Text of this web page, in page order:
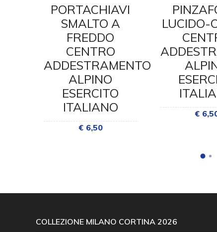
PORTACHIAVI
SMALTO A
FREDDO
CENTRO
ADDESTRAMENTO
ALPINO
ESERCITO
ITALIANO
€ 6,50
LUCIDO-
€
COLLEZIONE MILANO CORTINA 2026